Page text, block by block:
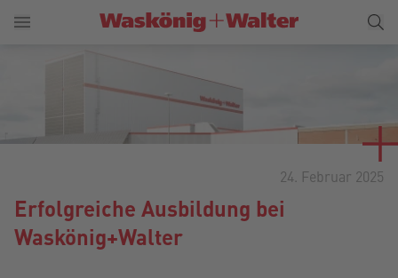
24. Februar 2025
Erfolgreiche Ausbildung bei
Waskönig+Walter